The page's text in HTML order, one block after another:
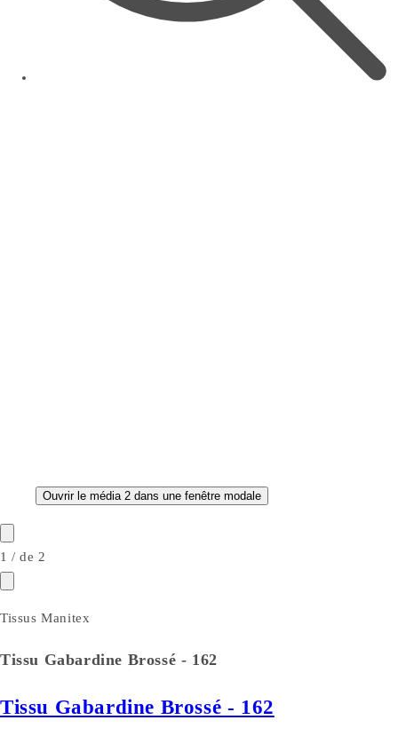
Ouvrir le média 2 dans une fenêtre modale
1 /de 2
Tissus Manitex
Tissu Gabardine Brossé - 162
Tissu Gabardine Brossé - 162